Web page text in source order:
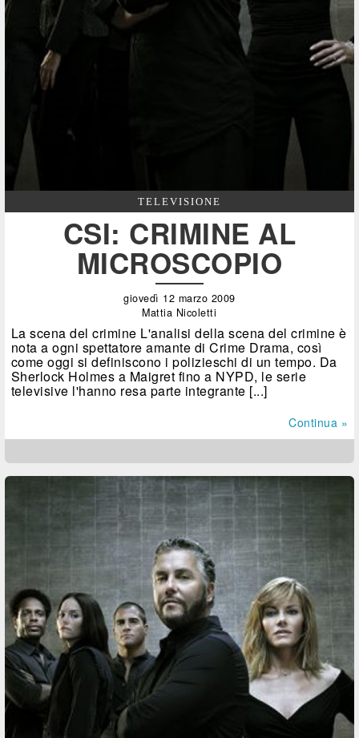
TELEVISIONE
CSI: CRIMINE AL
MICROSCOPIO
giovedì 12 marzo 2009
Mattia Nicoletti
La scena del crimine L'analisi della scena del crimine è
nota a ogni spettatore amante di Crime Drama, così
come oggi si definiscono i polizieschi di un tempo. Da
Sherlock Holmes a Maigret fino a NYPD, le serie
televisive l'hanno resa parte integrante [...]
Continua »